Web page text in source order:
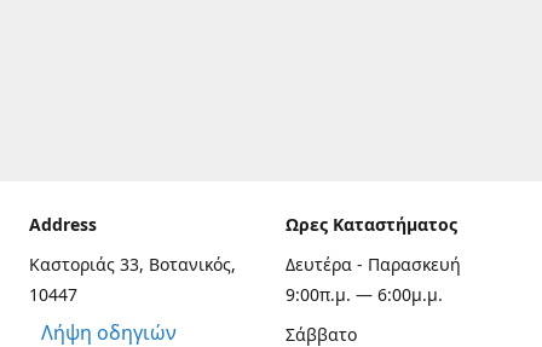
Address
Καστοριάς 33, Βοτανικός,
10447
Λήψη οδηγιών
Ωρες Καταστήματος
Δευτέρα - Παρασκευή
9:00π.μ. — 6:00μ.μ.
Σάββατο